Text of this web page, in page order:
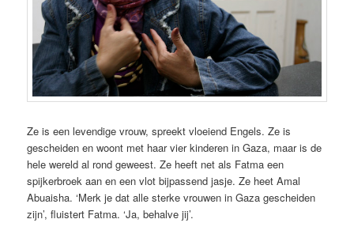
Ze is een levendige vrouw, spreekt vloeiend Engels. Ze is
gescheiden en woont met haar vier kinderen in Gaza, maar is de
hele wereld al rond geweest. Ze heeft net als Fatma een
spijkerbroek aan en een vlot bijpassend jasje. Ze heet Amal
Abuaisha. ‘Merk je dat alle sterke vrouwen in Gaza gescheiden
zijn’, fluistert Fatma. ‘Ja, behalve jij’.